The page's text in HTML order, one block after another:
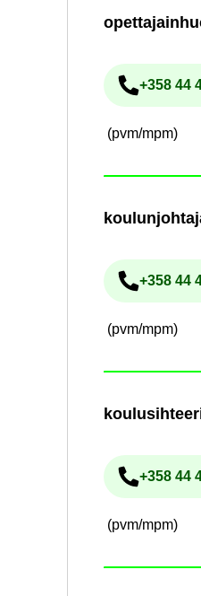
+358 44
(pvm/mpm)
+358 44
(pvm/mpm)
+358 44
(pvm/mpm)